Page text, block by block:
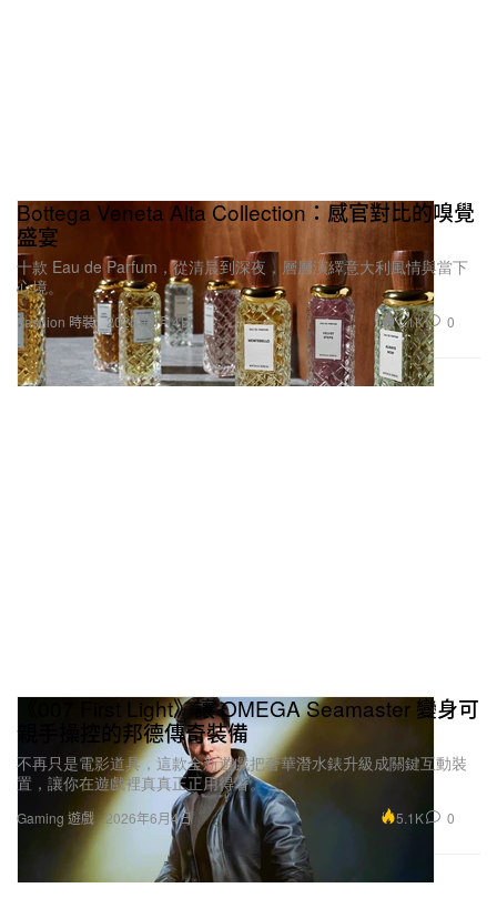
Fashion 時裝
Bottega Veneta Alta Collection：感官對比的嗅覺
盛宴
十款 Eau de Parfum，從清晨到深夜，層層演繹意大利風情與當下
心境。
2026年6月4日 1.1K 0
Gaming 遊戲
《007 First Light》讓 OMEGA Seamaster 變身可
親手操控的邦德傳奇裝備
不再只是電影道具，這款全新遊戲把奢華潛水錶升級成關鍵互動裝
置，讓你在遊戲裡真真正正用得著。
2026年6月4日 5.1K 0